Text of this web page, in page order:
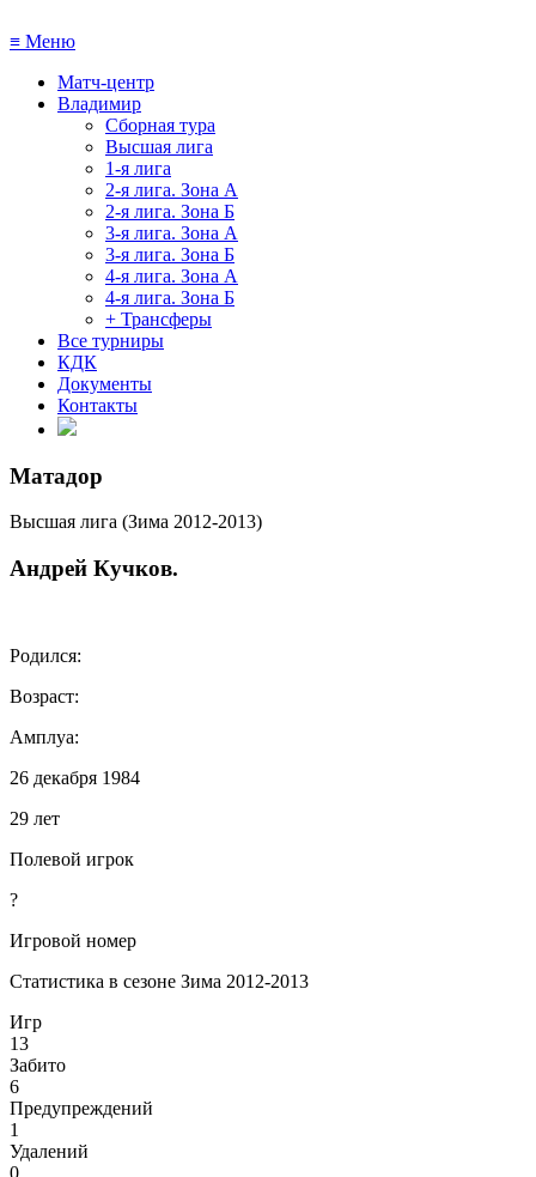
≡ Меню
Матч-центр
Владимир
Сборная тура
Высшая лига
1-я лига
2-я лига. Зона А
2-я лига. Зона Б
3-я лига. Зона А
3-я лига. Зона Б
4-я лига. Зона А
4-я лига. Зона Б
+ Трансферы
Все турниры
КДК
Документы
Контакты
Матадор
Высшая лига (Зима 2012-2013)
Андрей Кучков.
Родился:
Возраст:
Амплуа:
26 декабря 1984
29 лет
Полевой игрок
?
Игровой номер
Статистика в сезоне Зима 2012-2013
Игр
13
Забито
6
Предупреждений
1
Удалений
0